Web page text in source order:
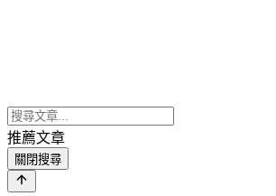
推薦文章
關閉搜尋